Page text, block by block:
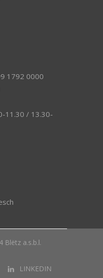
1792 0000
11.30 / 13.30-
Blëtz a.s.b.l.
LINKEDIN